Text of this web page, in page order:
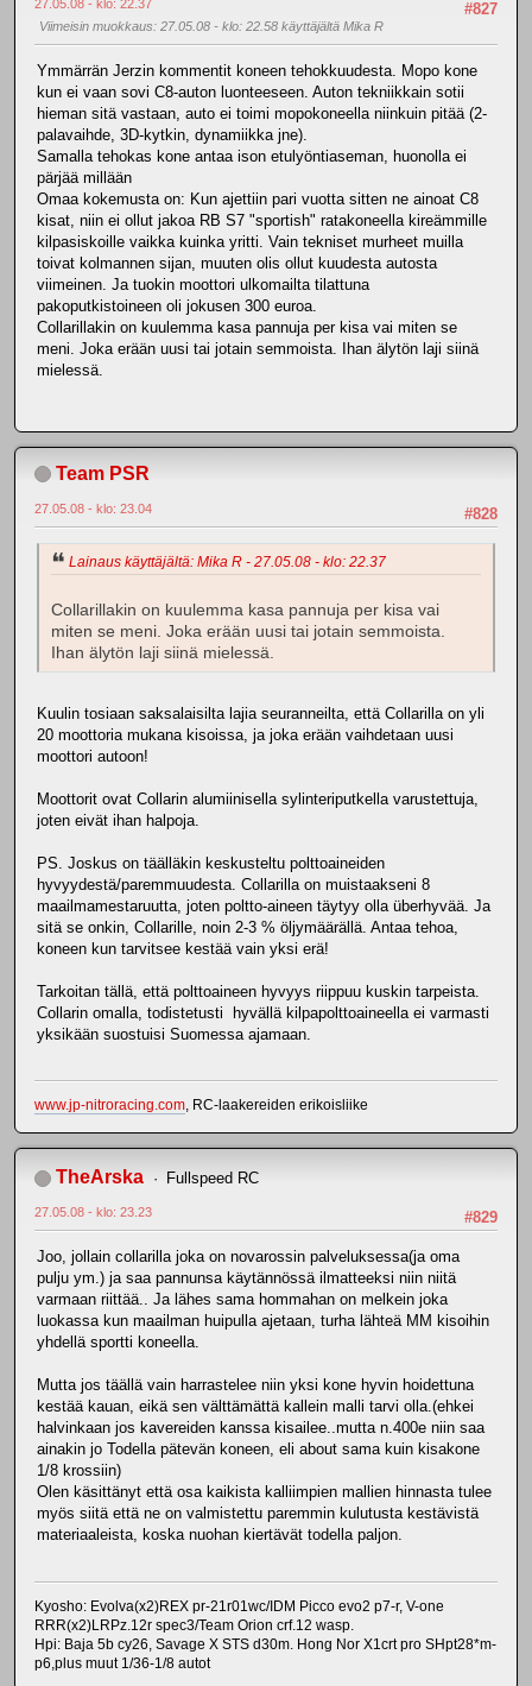
#827
27.05.08 - klo: 22.37
Viimeisin muokkaus: 27.05.08 - klo: 22.58 käyttäjältä Mika R
Ymmärrän Jerzin kommentit koneen tehokkuudesta. Mopo kone
kun ei vaan sovi C8-auton luonteeseen. Auton tekniikkain sotii
hieman sitä vastaan, auto ei toimi mopokoneella niinkuin pitää (2-
palavaihde, 3D-kytkin, dynamiikka jne).
Samalla tehokas kone antaa ison etulyöntiaseman, huonolla ei
pärjää millään
Omaa kokemusta on: Kun ajettiin pari vuotta sitten ne ainoat C8
kisat, niin ei ollut jakoa RB S7 "sportish" ratakoneella kireämmille
kilpasiskoille vaikka kuinka yritti. Vain tekniset murheet muilla
toivat kolmannen sijan, muuten olis ollut kuudesta autosta
viimeinen. Ja tuokin moottori ulkomailta tilattuna
pakoputkistoineen oli jokusen 300 euroa.
Collarillakin on kuulemma kasa pannuja per kisa vai miten se
meni. Joka erään uusi tai jotain semmoista. Ihan älytön laji siinä
mielessä.
Team PSR
#828
27.05.08 - klo: 23.04
Lainaus käyttäjältä: Mika R - 27.05.08 - klo: 22.37
Collarillakin on kuulemma kasa pannuja per kisa vai
miten se meni. Joka erään uusi tai jotain semmoista.
Ihan älytön laji siinä mielessä.
Kuulin tosiaan saksalaisilta lajia seuranneilta, että Collarilla on yli
20 moottoria mukana kisoissa, ja joka erään vaihdetaan uusi
moottori autoon!
Moottorit ovat Collarin alumiinisella sylinteriputkella varustettuja,
joten eivät ihan halpoja.
PS. Joskus on täälläkin keskusteltu polttoaineiden
hyvyydestä/paremmuudesta. Collarilla on muistaakseni 8
maailmamestaruutta, joten poltto-aineen täytyy olla überhyvää. Ja
sitä se onkin, Collarille, noin 2-3 % öljymäärällä. Antaa tehoa,
koneen kun tarvitsee kestää vain yksi erä!
Tarkoitan tällä, että polttoaineen hyvyys riippuu kuskin tarpeista.
Collarin omalla, todistetusti hyvällä kilpapolttoaineella ei varmasti
yksikään suostuisi Suomessa ajamaan.
www.jp-nitroracing.com, RC-laakereiden erikoisliike
TheArska Fullspeed RC
#829
27.05.08 - klo: 23.23
Joo, jollain collarilla joka on novarossin palveluksessa(ja oma
pulju ym.) ja saa pannunsa käytännössä ilmatteeksi niin niitä
varmaan riittää.. Ja lähes sama hommahan on melkein joka
luokassa kun maailman huipulla ajetaan, turha lähteä MM kisoihin
yhdellä sportti koneella.
Mutta jos täällä vain harrastelee niin yksi kone hyvin hoidettuna
kestää kauan, eikä sen välttämättä kallein malli tarvi olla.(ehkei
halvinkaan jos kavereiden kanssa kisailee..mutta n.400e niin saa
ainakin jo Todella pätevän koneen, eli about sama kuin kisakone
1/8 krossiin)
Olen käsittänyt että osa kaikista kalliimpien mallien hinnasta tulee
myös siitä että ne on valmistettu paremmin kulutusta kestävistä
materiaaleista, koska nuohan kiertävät todella paljon.
Kyosho: Evolva(x2)REX pr-21r01wc/IDM Picco evo2 p7-r, V-one
RRR(x2)LRPz.12r spec3/Team Orion crf.12 wasp.
Hpi: Baja 5b cy26, Savage X STS d30m. Hong Nor X1crt pro SHpt28*m-
p6,plus muut 1/36-1/8 autot